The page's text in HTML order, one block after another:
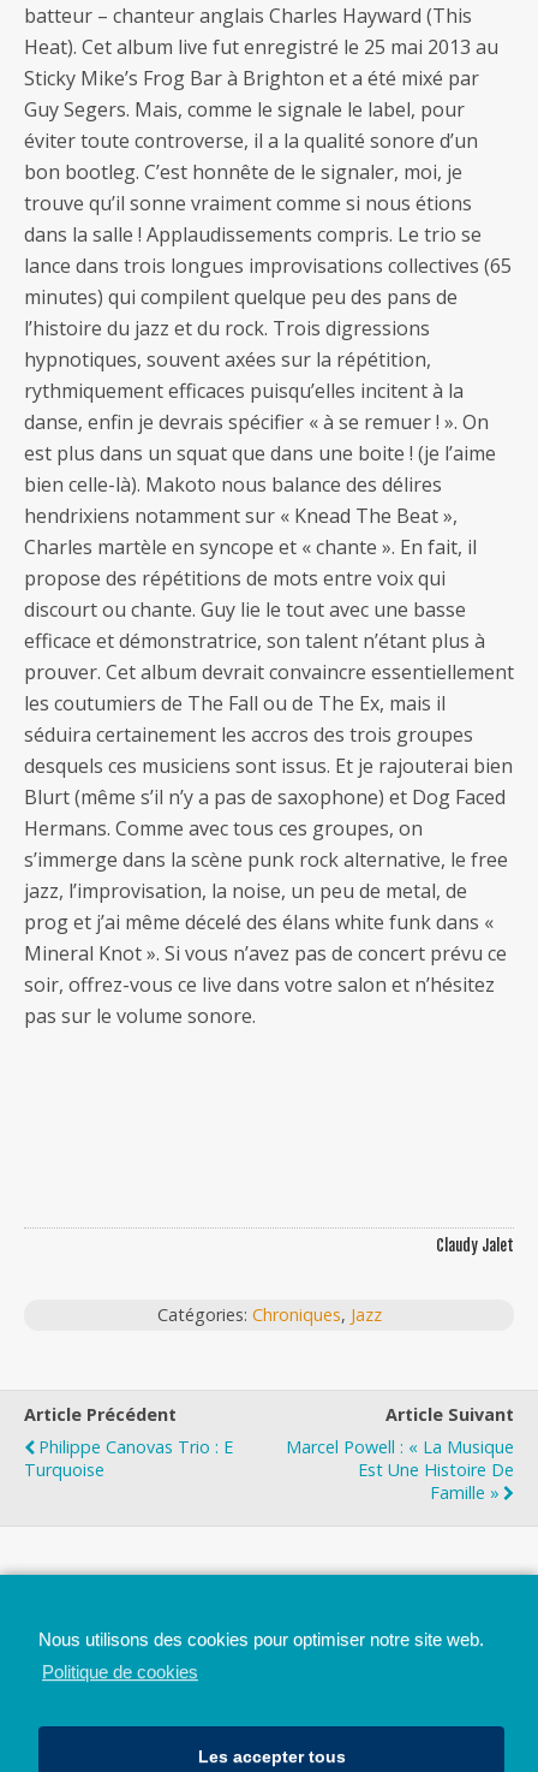
batteur – chanteur anglais Charles Hayward (This
Heat). Cet album live fut enregistré le 25 mai 2013 au
Sticky Mike’s Frog Bar à Brighton et a été mixé par
Guy Segers. Mais, comme le signale le label, pour
éviter toute controverse, il a la qualité sonore d’un
bon bootleg. C’est honnête de le signaler, moi, je
trouve qu’il sonne vraiment comme si nous étions
dans la salle ! Applaudissements compris. Le trio se
lance dans trois longues improvisations collectives (65
minutes) qui compilent quelque peu des pans de
l’histoire du jazz et du rock. Trois digressions
hypnotiques, souvent axées sur la répétition,
rythmiquement efficaces puisqu’elles incitent à la
danse, enfin je devrais spécifier « à se remuer ! ». On
est plus dans un squat que dans une boite ! (je l’aime
bien celle-là). Makoto nous balance des délires
hendrixiens notamment sur « Knead The Beat »,
Charles martèle en syncope et « chante ». En fait, il
propose des répétitions de mots entre voix qui
discourt ou chante. Guy lie le tout avec une basse
efficace et démonstratrice, son talent n’étant plus à
prouver. Cet album devrait convaincre essentiellement
les coutumiers de The Fall ou de The Ex, mais il
séduira certainement les accros des trois groupes
desquels ces musiciens sont issus. Et je rajouterai bien
Blurt (même s’il n’y a pas de saxophone) et Dog Faced
Hermans. Comme avec tous ces groupes, on
s’immerge dans la scène punk rock alternative, le free
jazz, l’improvisation, la noise, un peu de metal, de
prog et j’ai même décelé des élans white funk dans «
Mineral Knot ». Si vous n’avez pas de concert prévu ce
soir, offrez-vous ce live dans votre salon et n’hésitez
pas sur le volume sonore.
Claudy Jalet
Catégories: Chroniques, Jazz
Article Précédent
Philippe Canovas Trio : E
Turquoise
Article Suivant
Marcel Powell : « La Musique
Est Une Histoire De
Famille »
Nous utilisons des cookies pour optimiser notre site web.
Politique de cookies
Les accepter tous